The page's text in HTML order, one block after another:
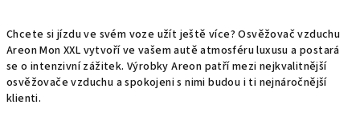
Chcete si jízdu ve svém voze užít ještě více? Osvěžovač vzduchu
Areon Mon XXL vytvoří ve vašem autě atmosféru luxusu a postará
se o intenzivní zážitek. Výrobky Areon patří mezi nejkvalitnější
osvěžovače vzduchu a spokojeni s nimi budou i ti nejnáročnější
klienti.